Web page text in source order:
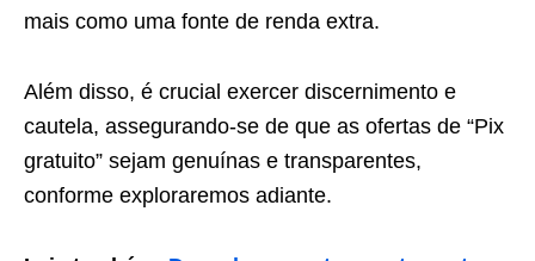
mais como uma fonte de renda extra.
Além disso, é crucial exercer discernimento e
cautela, assegurando-se de que as ofertas de “Pix
gratuito” sejam genuínas e transparentes,
conforme exploraremos adiante.